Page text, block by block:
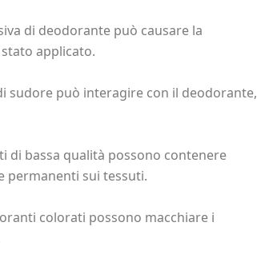
di deodorante può causare la
applicato.
sudore può interagire con il deodorante,
di bassa qualità possono contenere
permanenti sui tessuti.
colorati possono macchiare i